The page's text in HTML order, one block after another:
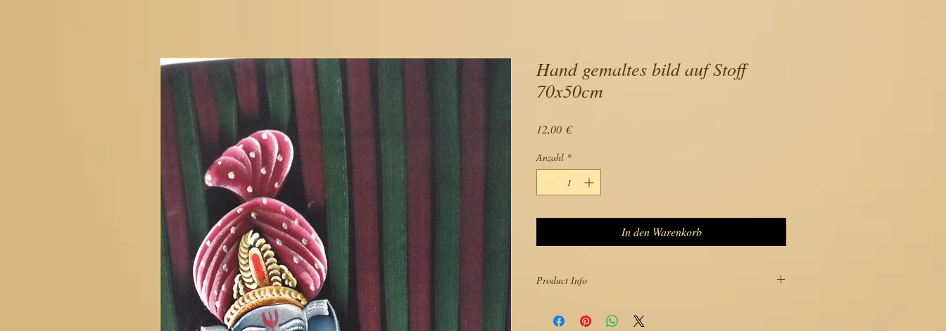
Hand gemaltes bild auf Stoff
70x50cm
12,00 €Preis
Anzahl *
In den Warenkorb
Product Info